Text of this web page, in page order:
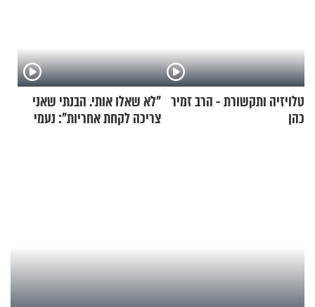
טלויזיה ותקשורת - הרב זמיר
כהן
"לא שאלו אותי. הבנתי שאני
צריכה לקחת אחריות": נעמי